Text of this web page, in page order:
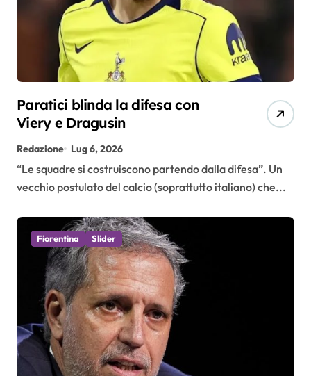
Paratici blinda la difesa con
Viery e Dragusin
Redazione Lug 6, 2026
“Le squadre si costruiscono partendo dalla difesa”. Un
vecchio postulato del calcio (soprattutto italiano) che...
Fiorentina Slider